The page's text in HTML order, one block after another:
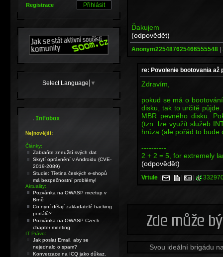
Ďakujem
(odpovědět)
Anonym225487625466555548 |
re: Povolenie bootovania až
Zdravím,
pokud se má o
disku, tak to určitě
MBR pevného disku.
(tzn. lze využít služeb
hrůza (ale pořád to bude
----------
2 + 2 = 5, for extremely
(odpovědět)
Vrtule | | | |
Svou ideální brigádu
Registrace
Select Language ▼
.Infobox
Nejnovější:
Články:
Zabraňte zneužití svých dat
Skrytí oprávnění v Androidu (CVE-
2019-2089)
Studie: Třetina českých e-shopů
má bezpečnostní problémy!
Aktuality:
Pozvánka na OWASP meetup v
Brně
Co nyní dělají zakladatelé hacking
portálů?
Pozvánka na OWASP Czech
chapter meeting
IT Právo:
Jak poslat Email, aby se
nejednalo o spam?
Konverzace na ICQ jako důkaz.